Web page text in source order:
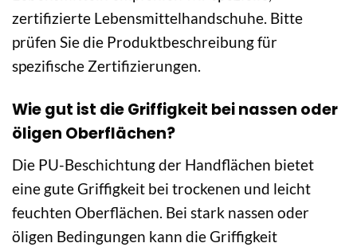
zertifizierte Lebensmittelhandschuhe. Bitte
prüfen Sie die Produktbeschreibung für
spezifische Zertifizierungen.
Wie gut ist die Griffigkeit bei nassen oder
öligen Oberflächen?
Die PU-Beschichtung der Handflächen bietet
eine gute Griffigkeit bei trockenen und leicht
feuchten Oberflächen. Bei stark nassen oder
öligen Bedingungen kann die Griffigkeit